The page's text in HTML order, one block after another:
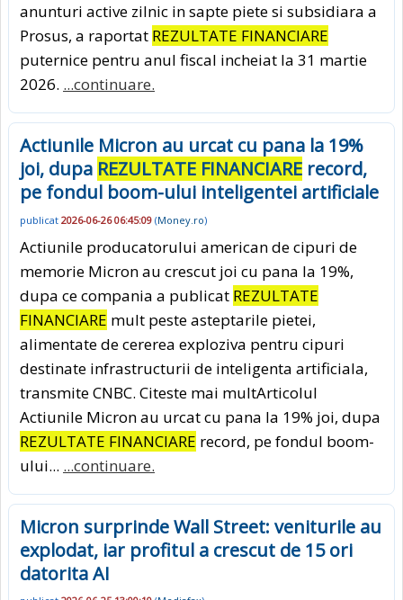
anunturi active zilnic in sapte piete si subsidiara a
Prosus, a raportat REZULTATE FINANCIARE
puternice pentru anul fiscal incheiat la 31 martie
2026. ...continuare.
Actiunile Micron au urcat cu pana la 19%
joi, dupa REZULTATE FINANCIARE record,
pe fondul boom-ului inteligentei artificiale
publicat 2026-06-26 06:45:09 (Money.ro)
Actiunile producatorului american de cipuri de
memorie Micron au crescut joi cu pana la 19%,
dupa ce compania a publicat REZULTATE
FINANCIARE mult peste asteptarile pietei,
alimentate de cererea exploziva pentru cipuri
destinate infrastructurii de inteligenta artificiala,
transmite CNBC. Citeste mai multArticolul
Actiunile Micron au urcat cu pana la 19% joi, dupa
REZULTATE FINANCIARE record, pe fondul boom-
ului... ...continuare.
Micron surprinde Wall Street: veniturile au
explodat, iar profitul a crescut de 15 ori
datorita AI